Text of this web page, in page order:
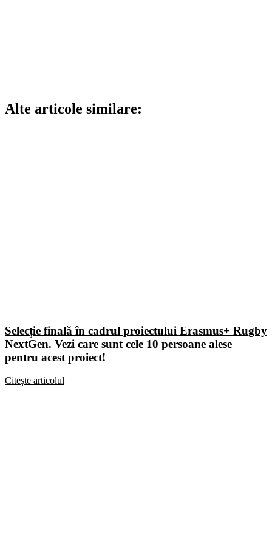
Alte articole similare:
Selecție finală în cadrul proiectului Erasmus+ Rugby
NextGen. Vezi care sunt cele 10 persoane alese
pentru acest proiect!
Citește articolul